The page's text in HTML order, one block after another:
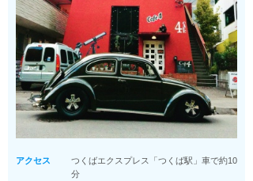
アクセス
つくばエクスプレス「つくば駅」車で約10
分